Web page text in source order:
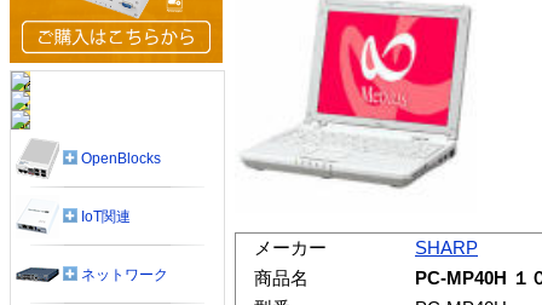
メーカー
SHARP
商品名
PC-MP40H １
OpenBlocks
IoT関連
ネットワーク